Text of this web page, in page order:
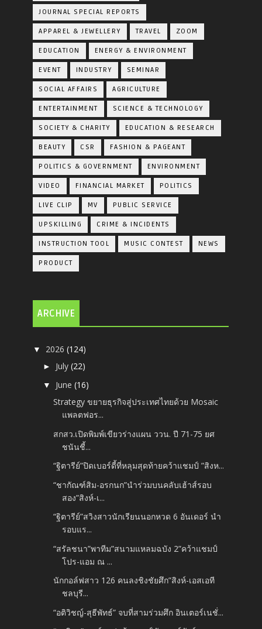
JOURNAL SPECIAL REPORTS
APPAREL & JEWELLERY TRAVEL ZOOM
EDUCATION ENERGY & ENVIRONMENT
EVENT INDUSTRY SEMINAR
SOCIAL AFFAIRS AGRICULTURE
ENTERTAINMENT SCIENCE & TECHNOLOGY
SOCIETY & CHARITY EDUCATION & RESEARCH
BEAUTY CSR FASHION & PAGEANT
POLITICS & GOVERNMENT ENVIRONMENT
VIDEO FINANCIAL MARKET POLITICS
LIVE CLIP MV PUBLIC SERVICE
UPSKILLING CRIME & INCIDENTS
INSTRUCTION TOOL MUSIC CONTEST NEWS
PRODUCT
ARCHIVE
▼ 2026(124)
► July(22)
▼ June(16)
Strategy ขยายธุรกิจสู่ประเทศไทยด้วย Mosaic
แพลตฟอร...
สกสว.เปิดพิมพ์เขียวร่างแผน ววน. ปี 71-75 ยศ
ชนันชี้...
“ฐิตารีย์”ปิดเบอร์ดี้ที่หลุมสุดท้ายคว้าแชมป์ ”สิงห...
“ชากัณฑ์สิม-อรกนก”นำร่วมบนคลับเฮ้าส์รอบ
สอง”สิงห์-เ...
“ฐิตารีย์”สวิงสาวนักเรียนนอกหวด 6 อันเดอร์ นำ
รอบแร...
“สรัลชนา”พาทีม”สนามแหลมฉบัง 2”คว้าแชมป์
โปร-แอม ณ ...
นักกอล์ฟสาว 126 คนลงชิงชัยศึก”สิงห์-เอสเอที
ชลบุรี...
“อติวิชญ์-สุธีพัทธ์” จบที่สามร่วมศึก อินเตอร์เนชั่...